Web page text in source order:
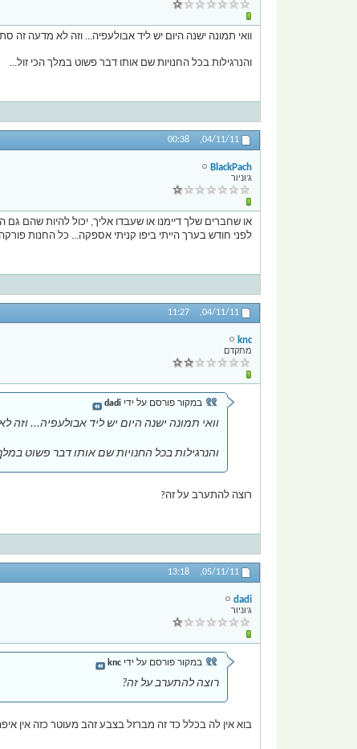
וואי תמונה ישנה היום יש ליד אבולעפיה... וזה לא מדעה זה
והנרגילות בכל החנויות שם אותו דבר פשוט במלך הכי זול...
04/11/11,
00:38
BlackPach
ג'וניור
או שחברים שלך דיימנו או שעבדו אליך, יכול להיות שהם
לפני חודש בערך הייתי ביפו קניתי אספקה... כל החנות
04/11/11,
11:27
knc
מתקדם
במקור פורסם על ידי dadi
וואי תמונה ישנה היום יש ליד אבולעפיה...
והנרגילות בכל החנויות שם אותו דבר פשוט
רוצה להתערב על זה?
05/11/11,
13:18
dadi
ג'וניור
במקור פורסם על ידי knc
רוצה להתערב על זה?
בוא אין לה בכלל כד זה מברזל בצבע זהב מעוטר כזה אין